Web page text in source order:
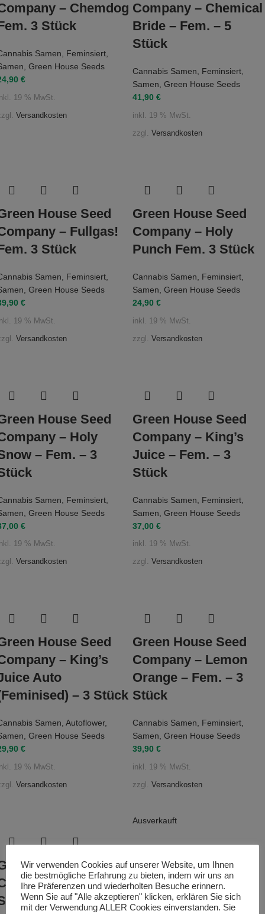
– Chemdog
3 Stück
Samen, Feminsiert,
, Green House Seeds
€
19 % MwSt.
Versandkosten
Company – Chemical
Bride – Fem. – 5
Stück
Cannabis Samen, Feminsiert,
Samen, Green House Seeds
41,90 €
inkl. 19 % MwSt.
zzgl. Versandkosten
House Seed
– Fullgas!
3 Stück
Samen Feminsiert
Green House Seeds
€
19 % MwSt.
Versandkosten
Green House Seed
Company – Holy
Punch Fem. 3 Stück
Cannabis Samen Feminsiert
Samen Green House Seeds
24,90 €
inkl. 19 % MwSt.
zzgl. Versandkosten
House Seed
– Holy
– Fem. – 3
Samen Feminsiert
Green House Seeds
€
19 % MwSt.
Versandkosten
Green House Seed
Company – King’s
Juice – Fem. – 3
Stück
Cannabis Samen Feminsiert
Samen Green House Seeds
37,00 €
inkl. 19 % MwSt.
zzgl. Versandkosten
House Seed
– King’s
Auto
– 3 Stück
Samen Autoflower,
Green House Seeds
€
19 % MwSt.
Versandkosten
Green House Seed
Company – Lemon
Orange – Fem. – 3
Stück
Cannabis Samen Feminsiert
Samen Green House Seeds
39,90 €
inkl. 19 % MwSt.
zzgl. Versandkosten
House Seed
– Lemon
(Feminised) – 3
Ausverkauft
Green House Seed
Company – Moby
Wir verwenden Cookies auf unserer Website, um Ihnen
die bestmögliche Erfahrung zu bieten, indem wir uns an
Ihre Präferenzen und wiederholten Besuche erinnern.
Wenn Sie auf "Alle akzeptieren" klicken, erklären Sie sich
mit der Verwendung ALLER Cookies einverstanden. Sie